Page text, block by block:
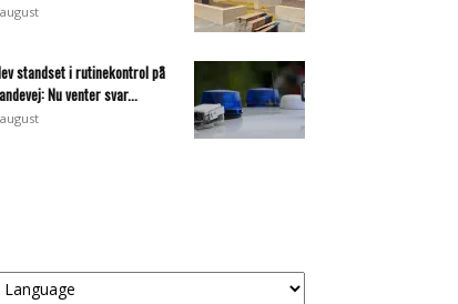
standset i rutinekontrol på
Nu venter svar...